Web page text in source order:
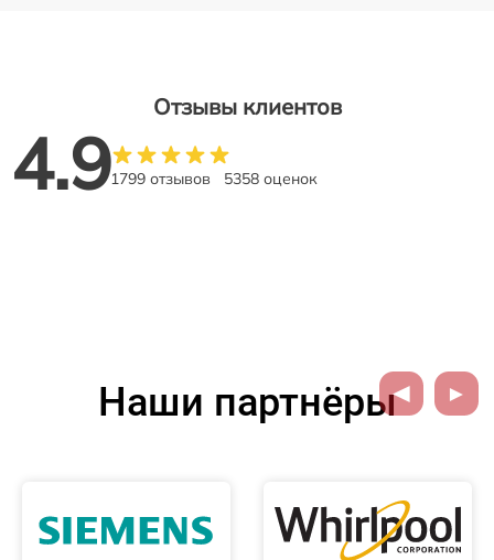
Отзывы клиентов
4.91799 отзывов 5358 оценок
Наши партнёры